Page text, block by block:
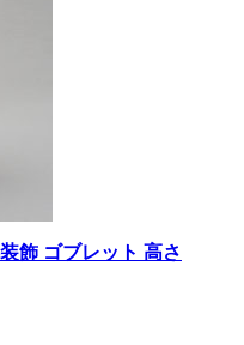
飾 ゴブレット 高さ